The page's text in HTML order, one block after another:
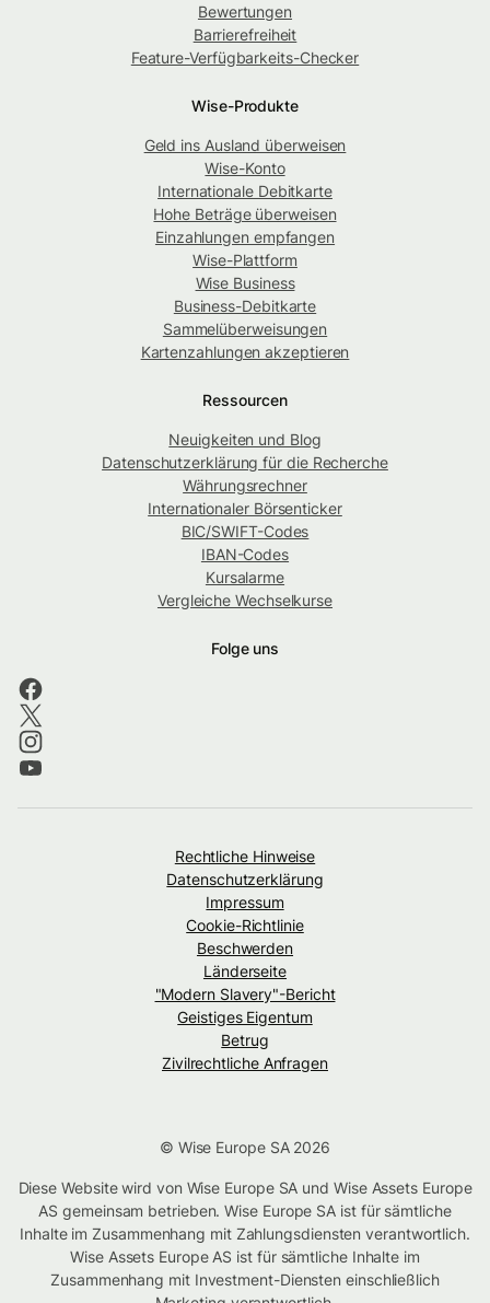
Bewertungen
Barrierefreiheit
Feature-Verfügbarkeits-Checker
Wise-Produkte
Geld ins Ausland überweisen
Wise-Konto
Internationale Debitkarte
Hohe Beträge überweisen
Einzahlungen empfangen
Wise-Plattform
Wise Business
Business-Debitkarte
Sammelüberweisungen
Kartenzahlungen akzeptieren
Ressourcen
Neuigkeiten und Blog
Datenschutzerklärung für die Recherche
Währungsrechner
Internationaler Börsenticker
BIC/SWIFT-Codes
IBAN-Codes
Kursalarme
Vergleiche Wechselkurse
Folge uns
Rechtliche Hinweise
Datenschutzerklärung
Impressum
Cookie-Richtlinie
Beschwerden
Länderseite
"Modern Slavery"-Bericht
Geistiges Eigentum
Betrug
Zivilrechtliche Anfragen
© Wise Europe SA 2026
Diese Website wird von Wise Europe SA und Wise Assets Europe
AS gemeinsam betrieben. Wise Europe SA ist für sämtliche
Inhalte im Zusammenhang mit Zahlungsdiensten verantwortlich.
Wise Assets Europe AS ist für sämtliche Inhalte im
Zusammenhang mit Investment-Diensten einschließlich